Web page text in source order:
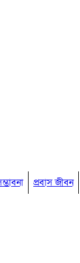
প্রবাস জীবন